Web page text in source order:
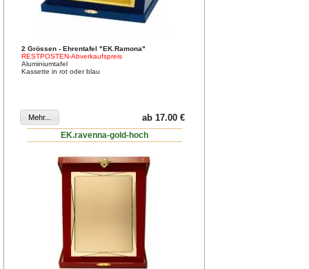
2 Grössen - Ehrentafel "EK.Ramona"
RESTPOSTEN-Abverkaufspreis
Aluminiumtafel
Kassette in rot oder blau
ab 17.00 €
EK.ravenna-gold-hoch